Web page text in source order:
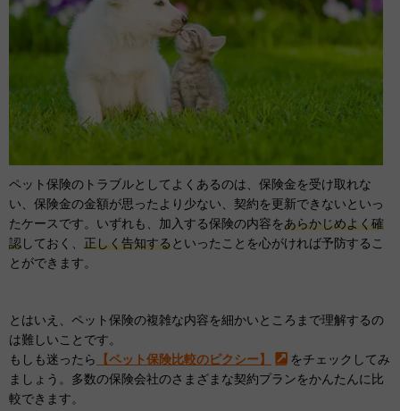
ペット保険のトラブルとしてよくあるのは、保険金を受け取れな
い、保険金の金額が思ったより少ない、契約を更新できないといっ
たケースです。いずれも、加入する保険の内容をあらかじめよく確
認しておく、 正しく告知するといったことを心がければ予防するこ
とができます。
とはいえ、ペット保険の複雑な内容を細かいところまで理解するの
は難しいことです。
もしも迷ったら
【ペット保険比較のピクシー】
をチェックしてみ
ましょう。多数の保険会社のさまざまな契約プランをかんたんに比
較できます。